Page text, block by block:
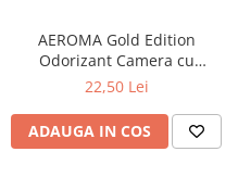
AEROMA Gold Edition
Odorizant Camera cu
Betisoare Rouge Olfactif 125
22,50 Lei
ADAUGA IN COS